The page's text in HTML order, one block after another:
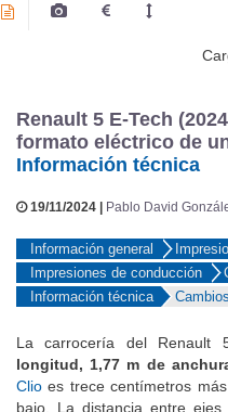
Renault 5 E-Tech
formato eléctrico de
Información técnica
19/11/2024 | Pablo David
Información general
Impresiones de conducción
Información técnica
La carrocería del Renault
longitud, 1,77 m de
Clio es trece centímetros
bajo. La distancia entre